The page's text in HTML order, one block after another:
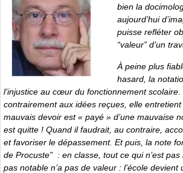
bien la
aujourd’hui
puisse refléter
“valeur” d’un
À peine plus
hasard, la
l’injustice au cœur du fonctionnement
contrairement aux idées reçues, elle
mauvais devoir est « payé » d’une mauvaise
est quitte ! Quand il faudrait, au contraire,
et favoriser le dépassement. Et puis, la note
de Procuste” : en classe, tout ce qui n’est
pas notable n’a pas de valeur : l’école